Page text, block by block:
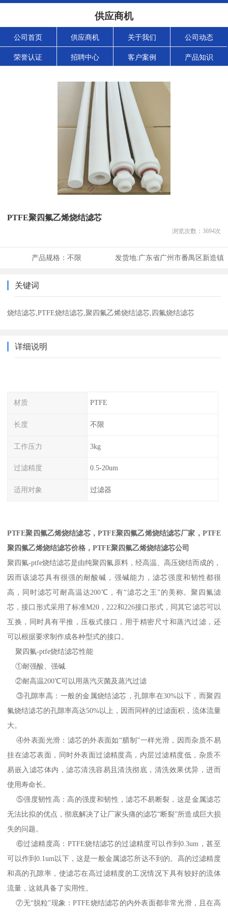
供应商机
公司首页 供应商机 关于我们 公司动态
荣誉认证 招聘中心 客户案例 产品知识
PTFE聚四氟乙烯烧结滤芯
浏览次数： 3694次
产品规格： 不限 发货地:广东省广州市番禺区新造镇
关键词
烧结滤芯,PTFE烧结滤芯,聚四氟乙烯烧结滤芯,四氟烧结滤芯
详细说明
材质 PTFE
长度 不限
工作压力 3kg
过滤精度 0.5-20um
适用对象 过滤器
PTFE聚四氟乙烯烧结滤芯， PTFE聚四氟乙烯烧结滤芯厂家， PTFE
聚四氟乙烯烧结滤芯价格，PTFE聚四氟乙烯烧结滤芯公司
聚四氟-ptfe烧结滤芯是由纯聚四氟原料，经高温、高压烧结而成的，
因而该滤芯具有很强的耐酸碱，强碱能力，滤芯强度和韧性都很
高，同时滤芯可耐高温达200℃，有“滤芯之王”的美称。聚四氟滤
芯，接口形式采用了标准M20，222和226接口形式，同其它滤芯可以
互换，同时具有平推，压板式接口，用于精密尺寸和蒸汽过滤，还
可以根据要求制作成各种型式的接口。
聚四氟-ptfe烧结滤芯性能
①耐强酸、强碱.
②耐高温200℃可以用蒸汽灭菌及蒸汽过滤
③孔隙率高：一般的金属烧结滤芯，孔隙率在30%以下，而聚四
氟烧结滤芯的孔隙率高达50%以上，因而同样的过滤面积，流体流量
大。
④外表面光滑：滤芯的外表面如“腊制”一样光滑，因而杂质不易
挂在滤芯表面，同时外表面过滤精度高，内层过滤精度低，杂质不
易嵌入滤芯体内，滤芯清洗容易且清洗彻底，清洗效果优异，进而
使用寿命长。
⑤强度韧性高：高的强度和韧性，滤芯不易断裂，这是金属滤芯
无法比拟的优点，彻底解决了让厂家头痛的滤芯“断裂”所造成巨大损
失的问题。
⑥过滤精度高：PTFE烧结滤芯的过滤精度可以作到0.3um，甚至
可以作到0.1um以下，这是一般金属滤芯所达不到的。高的过滤精度
和高的孔隙率，使滤芯在高过滤精度的工况情况下具有较好的流体
流量，这就具备了实用性。
⑦无“脱粒”现象：PTFE烧结滤芯的内外表面都非常光滑，且在高